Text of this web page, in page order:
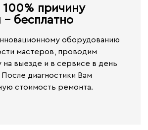
100% причину
- бесплатно​
оборудованию
мастеров, проводим
на выезде и в сервисе в день
После диагностики Вам
стоимость ремонта.